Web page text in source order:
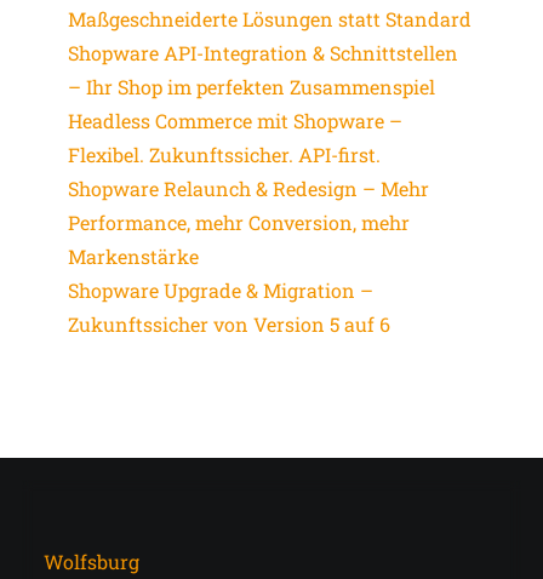
Maßgeschneiderte Lösungen statt Standard
Shopware API-Integration & Schnittstellen
– Ihr Shop im perfekten Zusammenspiel
Headless Commerce mit Shopware –
Flexibel. Zukunftssicher. API-first.
Shopware Relaunch & Redesign – Mehr
Performance, mehr Conversion, mehr
Markenstärke
Shopware Upgrade & Migration –
Zukunftssicher von Version 5 auf 6
Wolfsburg